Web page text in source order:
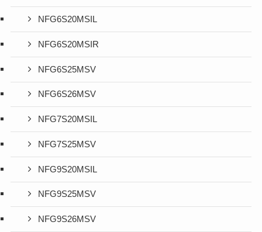
NFG6S20MSIL
NFG6S20MSIR
NFG6S25MSV
NFG6S26MSV
NFG7S20MSIL
NFG7S25MSV
NFG9S20MSIL
NFG9S25MSV
NFG9S26MSV